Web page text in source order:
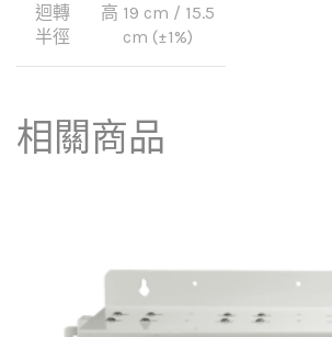
迴轉
半徑
高 19 cm / 15.5
cm (±1%)
相關商品